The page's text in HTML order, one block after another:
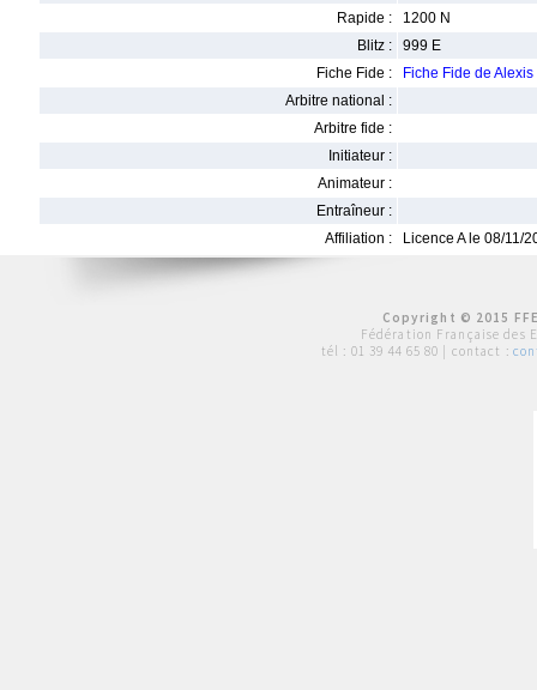
Rapide :
1200 N
Blitz :
999 E
Fiche Fide :
Fiche Fide de
Arbitre national :
Arbitre fide :
Initiateur :
Animateur :
Entraîneur :
Affiliation :
Licence A le 08/11/
Copyright © 2015
Fédération Française des
tél : 01 39 44 65 80 | contact :